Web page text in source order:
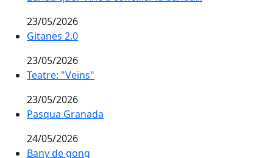
23/05/2026
Gitanes 2.0
Gitanes 2.0
23/05/2026
Teatre: "Veïns"
Teatre: "Veïns"
23/05/2026
Pasqua Granada
24/05/2026
Bany de gong
Bany de gong